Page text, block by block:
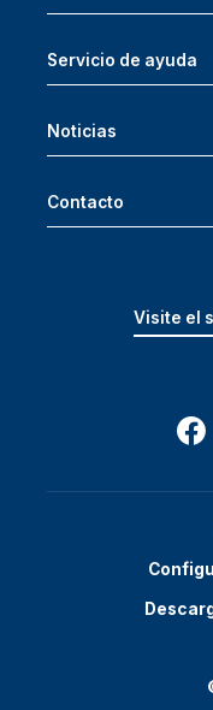
Servicio de ayuda
Noticias
Contacto
Visite el